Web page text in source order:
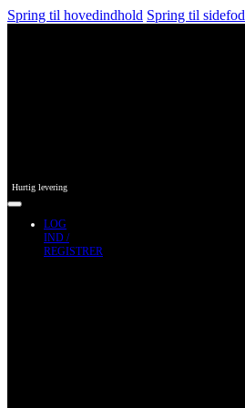
Spring til hovedindhold Spring til sidefod
Hurtig levering
LOG
IND /
REGISTRER